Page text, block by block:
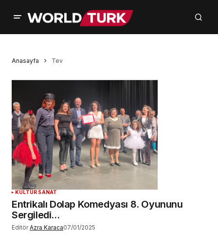
Anasayfa Tev
KÜLTÜR SANAT
Entrikalı Dolap Komedyası 8. Oyununu
Sergiledi…
Editör Azra Karaca07/01/2025